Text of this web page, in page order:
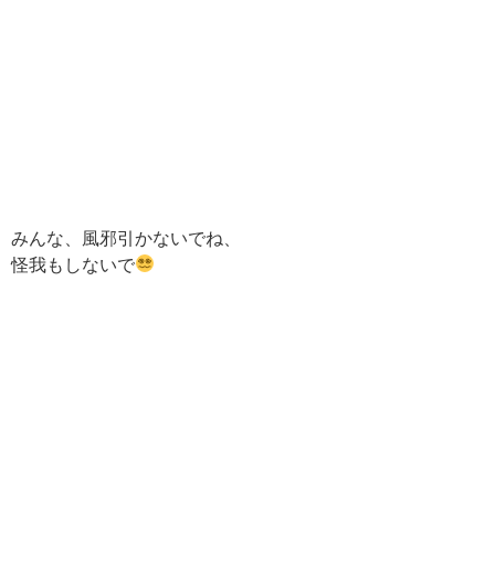
みんな、風邪引かないでね、
怪我もしないで